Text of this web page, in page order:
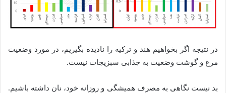
در نتیجه اگر بخواهیم هند و ترکیه را نادیده بگیریم، در مورد وضعیت
مرغ و گوشت وضعیت به جذابی سبزیجات نیست.
بد نیست نگاهی به مصرف همیشگی و روزانه خود، نان داشته باشیم.